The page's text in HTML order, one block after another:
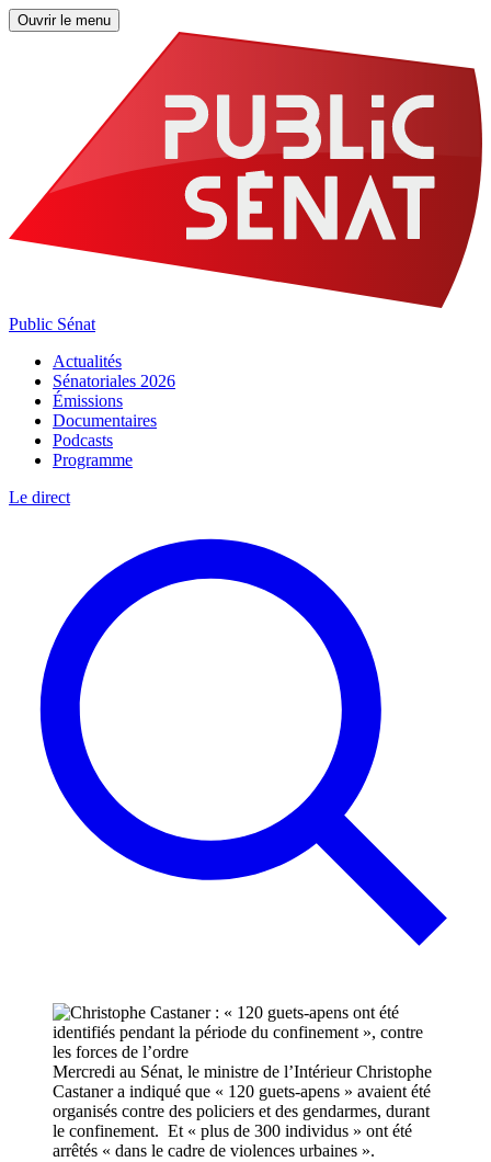
Ouvrir le menu
Public Sénat
Actualités
Sénatoriales 2026
Émissions
Documentaires
Podcasts
Programme
Le direct
Mercredi au Sénat, le ministre de l’Intérieur Christophe
Castaner a indiqué que « 120 guets-apens » avaient été
organisés contre des policiers et des gendarmes, durant
le confinement. Et « plus de 300 individus » ont été
arrêtés « dans le cadre de violences urbaines ».